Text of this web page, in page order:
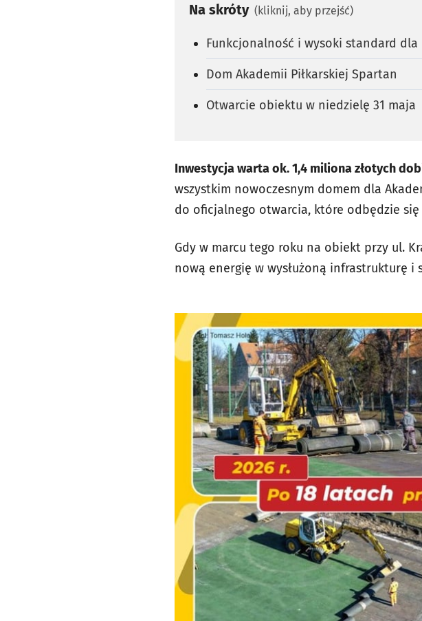
Na skróty (kliknij, aby przejść)
Funkcjonalność i wysoki standard dla
Dom Akademii Piłkarskiej Spartan
Otwarcie obiektu w niedzielę 31 maja
Inwestycja warta ok. 1,4 miliona złotych
wszystkim nowoczesnym domem dla
do oficjalnego otwarcia, które odbędzie się
Gdy w marcu tego roku na obiekt przy ul.
nową energię w wysłużoną infrastrukturę